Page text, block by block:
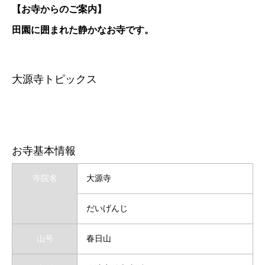
【お寺からのご案内】
田園に囲まれた静かなお寺です。
大源寺トピックス
お寺基本情報
寺院名 大源寺
だいげんじ
山号 春日山